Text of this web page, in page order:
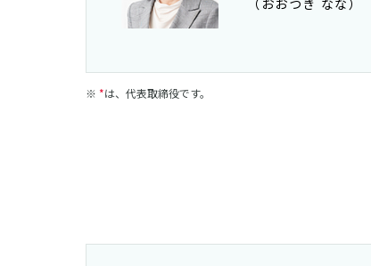
（おおつき なな）
*は、代表取締役です。